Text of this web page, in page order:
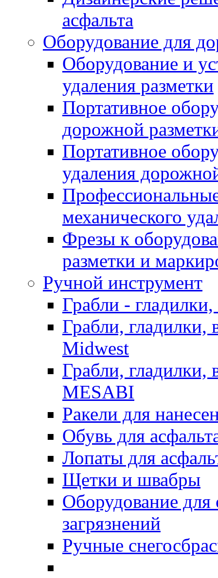
асфальта
Оборудование для
Оборудование и
удаления разметки
Портативное
дорожной
Портативное
удаления
механического
Фрезы к
разметки и
Ручной инструмент
Грабли -
Грабли, гладилки,
Midwest
Грабли, гладилки,
MESABI
Ракели для
Обувь для
Лопаты для
Щетки и швабры
Оборудование для
загрязнений
Ручные